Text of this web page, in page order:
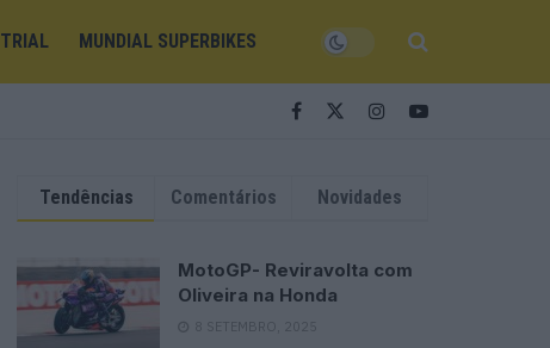
TRIAL MUNDIAL SUPERBIKES
Tendências Comentários Novidades
MotoGP- Reviravolta com
Oliveira na Honda
8 SETEMBRO, 2025